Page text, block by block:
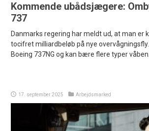
Kommende ubådsjægere:
737
Danmarks regering har meldt ud, at man er
tocifret milliardbeløb på nye
Boeing 737NG og kan bære flere typer
17. september 2025 Arbejdsmarked